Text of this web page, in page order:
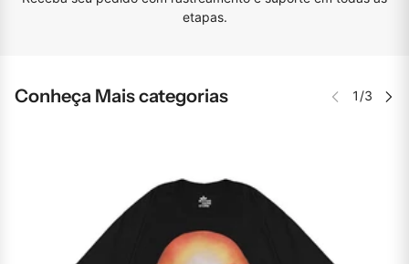
etapas.
Conheça Mais categorias